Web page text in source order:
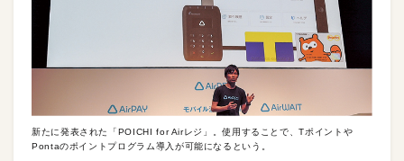
新たに発表された「POICHI for Airレジ」。使用することで、Tポイントや
Pontaのポイントプログラム導入が可能になるという。